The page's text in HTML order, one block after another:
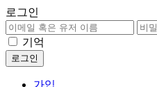
로그인
기억
가입